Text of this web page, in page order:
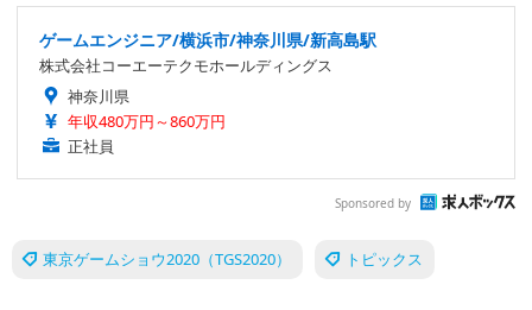
ゲームエンジニア/横浜市/神奈川県/新高島駅
株式会社コーエーテクモホールディングス
神奈川県
年収480万円～860万円
正社員
Sponsored by
東京ゲームショウ2020（TGS2020） トピックス